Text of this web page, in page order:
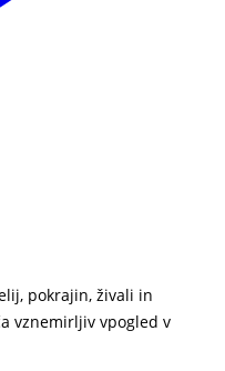
pokrajin, živali in
vznemirljiv vpogled v